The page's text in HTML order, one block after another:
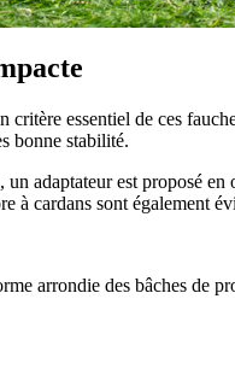
critère essentiel de ces
bonne stabilité.
un adaptateur est proposé
à cardans sont également
arrondie des bâches de